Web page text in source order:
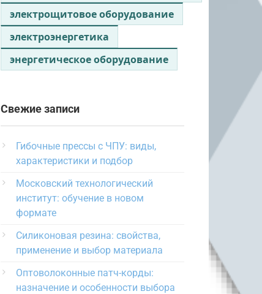
электрощитовое оборудование
электроэнергетика
энергетическое оборудование
Свежие записи
Гибочные прессы с ЧПУ: виды,
характеристики и подбор
Московский технологический
институт: обучение в новом
формате
Силиконовая резина: свойства,
применение и выбор материала
Оптоволоконные патч-корды:
назначение и особенности выбора